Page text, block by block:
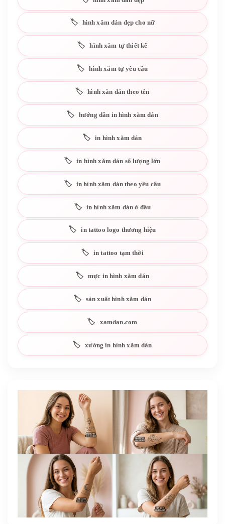
hình xăm dán đẹp cho nữ
hình xăm tự thiết kế
hình xăm tự yêu cầu
hình xăn dán theo tên
hướng dẫn in hình xăm dán
in hình xăm dán
in hình xăm dán số lượng lớn
in hình xăm dán theo yêu cầu
in hình xăm dán ở đâu
in tattoo logo thương hiệu
in tattoo tạm thời
mực in hình xăm dán
sản xuất hình xăm dán
xamdan.com
xưởng in hình xăm dán